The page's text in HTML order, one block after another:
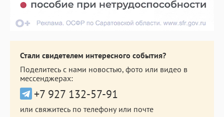
Стали свидетелем интересного события?
Поделитесь с нами новостью, фото или видео в
мессенджерах:
+7 927 132-57-91
или свяжитесь по телефону или почте